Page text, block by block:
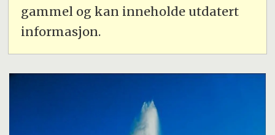
gammel og kan inneholde utdatert
informasjon.